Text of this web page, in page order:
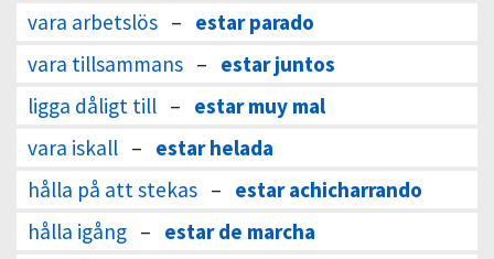
vara arbetslös – estar parado
vara tillsammans – estar juntos
ligga dåligt till – estar muy mal
vara iskall – estar helada
hålla på att stekas – estar achicharrando
hålla igång – estar de marcha